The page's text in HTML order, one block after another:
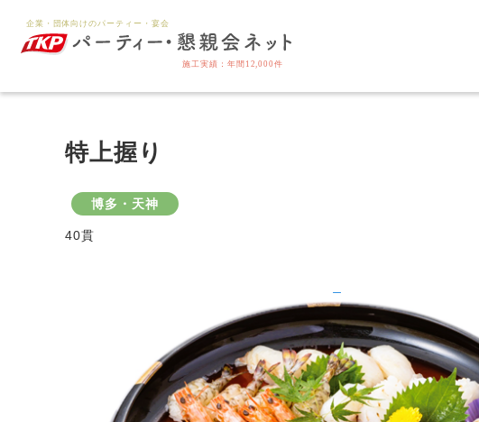
特上握り
博多・天神
40貫